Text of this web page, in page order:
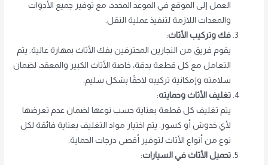
العمل إلى الموقع في الموعد المحدد، مع توفير جميع الأدوات
والمعدات اللازمة لتنفيذ عملية النقل.
فك وتركيب الأثاث:
يقوم فريق من النجارين المحترفين بفك الأثاث بمهارة عالية. يتم
التعامل مع كل قطعة بدقة، خاصة الأثاث الكبير والمعقد، لضمان
سلامته وإمكانية تركيبه لاحقًا بشكل سليم.
تغليف الأثاث وحمايته:
يتم تغليف كل قطعة بعناية حسب نوعها لضمان عدم تعرضها
لأي خدوش أو كسور. يتم اختيار مواد التغليف بعناية فائقة لكل
نوع من أنواع الأثاث لتوفير أقصى درجات الحماية.
تحميل الأثاث في السيارات: